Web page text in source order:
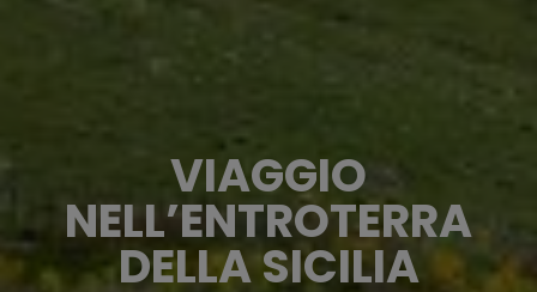
VIAGGIO
NELL’ENTROTERRA
DELLA SICILIA